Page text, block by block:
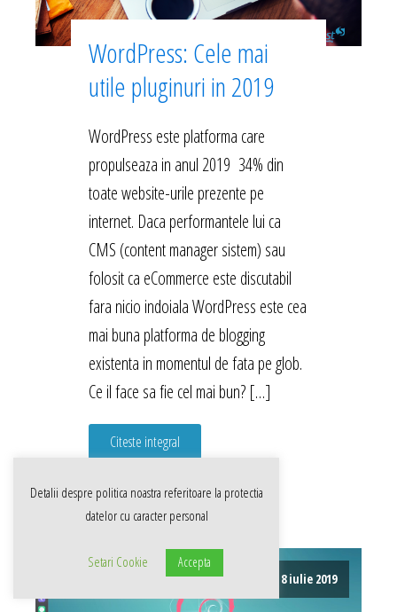
WordPress: Cele mai
utile pluginuri in 2019
WordPress este platforma care
propulseaza in anul 2019 34% din
toate website-urile prezente pe
internet. Daca performantele lui ca
CMS (content manager sistem) sau
folosit ca eCommerce este discutabil
fara nicio indoiala WordPress este cea
mai buna platforma de blogging
existenta in momentul de fata pe glob.
Ce il face sa fie cel mai bun? […]
Citeste integral
8 iulie 2019
Detalii despre politica noastra referitoare la protectia
datelor cu caracter personal
Setari Cookie Accepta